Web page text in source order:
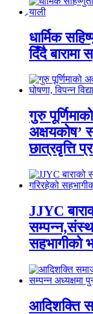
धार्मिक
दिँदै बारामा
गुरु
अक्षयकोष’
छात्रवृत्ति
JJYC
सहभागीको
आदिशक्ति